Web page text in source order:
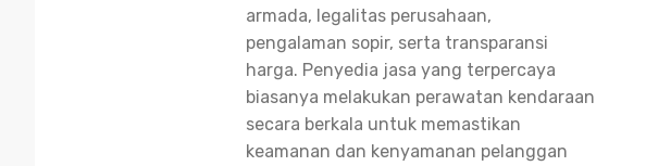
armada, legalitas perusahaan,
pengalaman sopir, serta transparansi
harga. Penyedia jasa yang terpercaya
biasanya melakukan perawatan kendaraan
secara berkala untuk memastikan
keamanan dan kenyamanan pelanggan